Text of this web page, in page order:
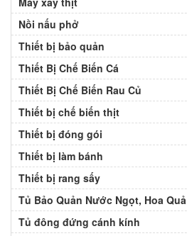
Nồi nấu phở
Thiết bị bảo quản
Thiết Bị Chế Biến Cá
Thiết Bị Chế Biến Rau Củ
Thiết bị chế biến thịt
Thiết bị đóng gói
Thiết bị làm bánh
Thiết bị rang sấy
Tủ Bảo Quản Nước Ngọt, Hoa Quả
Tủ đông đứng cánh kính